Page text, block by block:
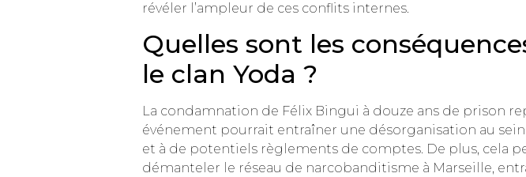
révéler l’ampleur de ces conflits internes.
Quelles sont les
le clan Yoda ?
La condamnation de Félix Bingui à douze ans de prison
événement pourrait entraîner une désorganisation au
et à de potentiels règlements de comptes. De plus, cela
démanteler le réseau de narcobanditisme à Marseille,